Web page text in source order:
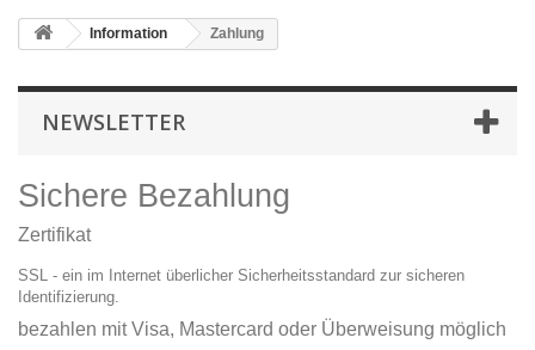
Information Zahlung
NEWSLETTER
Sichere Bezahlung
Zertifikat
SSL - ein im Internet überlicher Sicherheitsstandard zur sicheren
Identifizierung.
bezahlen mit Visa, Mastercard oder Überweisung möglich